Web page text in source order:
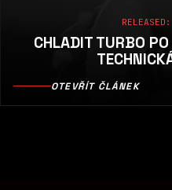
CHLADIT TURBO
OTEVŘÍT ČLÁNEK